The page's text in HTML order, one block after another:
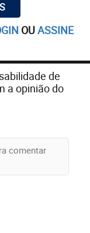
OUASSINE
de
a opinião do